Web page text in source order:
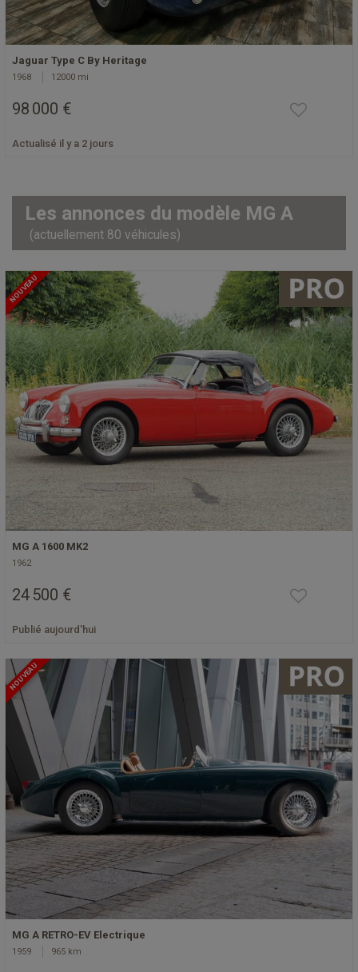
Jaguar Type C By Heritage
1968 12000 mi
98 000 €
Actualisé il y a 2 jours
Les annonces du modèle MG A
(actuellement 80 véhicules)
NOUVEAU
MG A 1600 MK2
1962
24 500 €
Publié aujourd'hui
NOUVEAU
MG A RETRO-EV Electrique
1959 965 km